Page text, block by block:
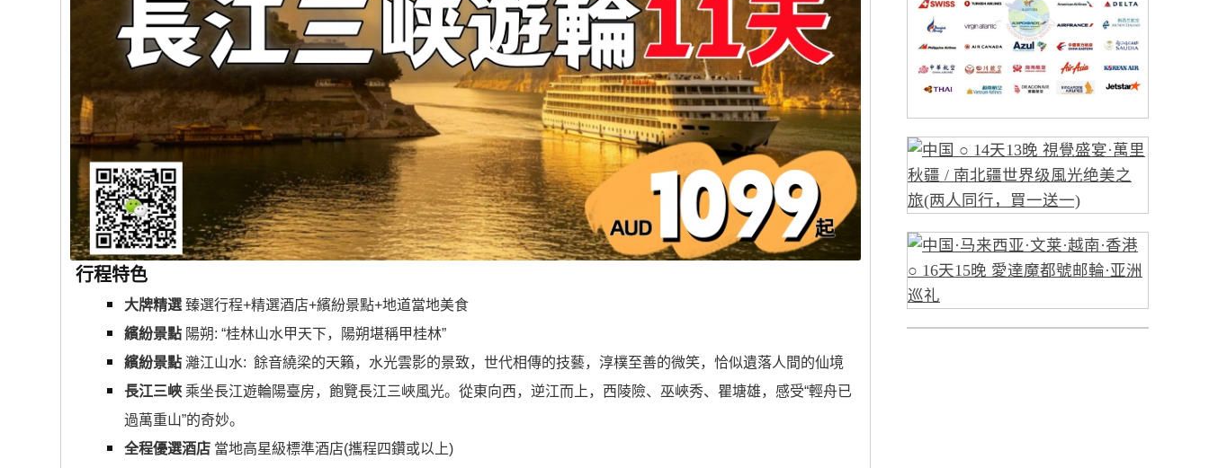
行程特色
大牌精選臻選行程+精選酒店+繽紛景點+地道當地美食
繽紛景點 陽朔: “桂林山水甲天下，陽朔堪稱甲桂林”
繽紛景點灕江山水: 餘音繞梁的天籟，水光雲影的景致，世代相傳的技藝，淳樸至善的微笑，恰似遺落人間的仙境
長江三峽 乘坐長江遊輪陽臺房，飽覽長江三峽風光。從東向西，逆江而上，西陵險、巫峽秀、瞿塘雄，感受“輕舟已
過萬重山”的奇妙。
全程優選酒店 當地高星級標準酒店(攜程四鑽或以上)